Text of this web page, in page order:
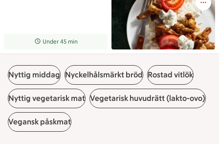
Receptet tar Under 45 min att tillaga
Under 45 min
Nyttig middag Nyckelhålsmärkt bröd Rostad vitlök
Nyttig vegetarisk mat Vegetarisk huvudrätt (lakto-ovo)
Vegansk påskmat